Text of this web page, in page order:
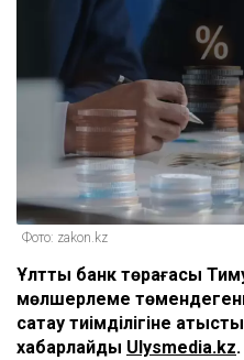
Фото: zakon.kz
Ұлттық банк төрағасы
мөлшерлеме
сақтау тиімділігіне
хабарлайды Ulysmedia.kz.